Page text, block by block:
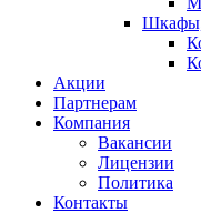
Акции
Партнерам
Компания
Вакансии
Лицензии
Политика
Контакты